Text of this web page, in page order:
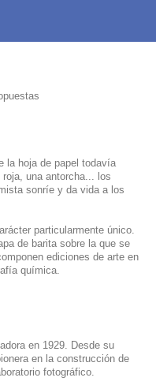
la hoja de papel todavía
una antorcha... los
sonríe y da vida a los
particularmente único.
de barita sobre la que se
ediciones de arte en
química.
en 1929. Desde su
en la construcción de
fotográfico.